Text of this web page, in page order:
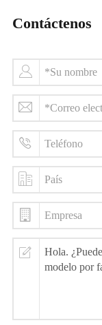
Contáctenos